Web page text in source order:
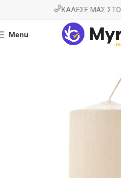
ΚΑΛΕΣΕ ΜΑΣ ΣΤΟ
Menu